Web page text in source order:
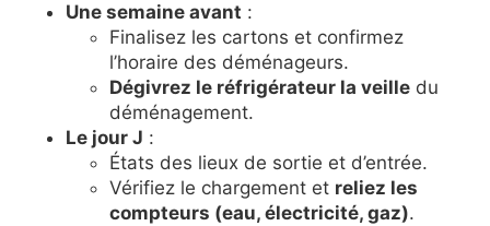
Une semaine avant :
Finalisez les cartons et confirmez
l’horaire des déménageurs.
Dégivrez le réfrigérateur la veille du
déménagement.
Le jour J :
États des lieux de sortie et d’entrée.
Vérifiez le chargement et reliez les
compteurs (eau, électricité, gaz).